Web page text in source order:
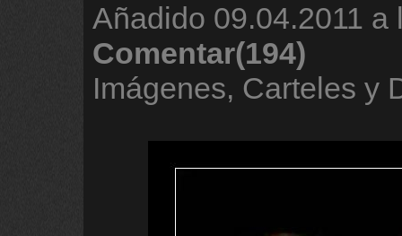
Añadido 09.04.2011 a
Comentar(194)
Imágenes, Carteles y